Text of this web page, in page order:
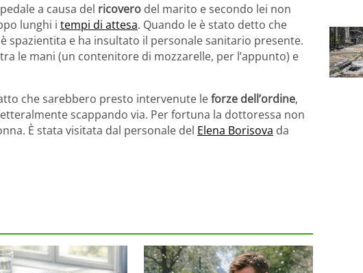
a causa del ricovero del marito e secondo lei non
lunghi i tempi di attesa. Quando le è stato detto che
spazientita e ha insultato il personale sanitario presente.
le mani (un contenitore di mozzarelle, per l’appunto) e
che sarebbero presto intervenute leforze dell’ordine,
scappando via. Per fortuna la dottoressa non
È stata visitata dal personale del Elena Borisova da